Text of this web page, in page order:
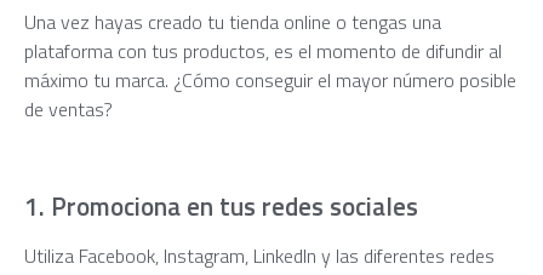
Una vez hayas creado tu tienda online o tengas una
plataforma con tus productos, es el momento de difundir al
máximo tu marca. ¿Cómo conseguir el mayor número posible
de ventas?
1. Promociona en tus redes sociales
Utiliza Facebook, Instagram, LinkedIn y las diferentes redes